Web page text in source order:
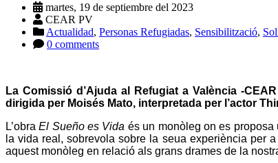
martes, 19 de septiembre del 2023
CEAR PV
Actualidad, Personas Refugiadas, Sensibilització,
0 comments
La Comissió d’Ajuda al Refugiat a València -
dirigida per Moisés Mato, interpretada per l’actor
L’obraEl Sueño es Vida és un monòleg on es proposa
la vida real, sobrevola sobre la seua experiència per
aquest monòleg en relació als grans drames de la